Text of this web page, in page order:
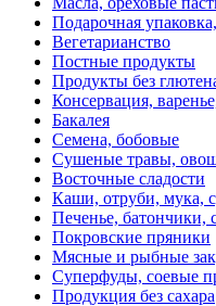
Подарочная
Вегетарианство
Постные продукты
Продукты без
Консервация,
Бакалея
Семена, бобовые
Сушеные травы,
Восточные сладости
Каши, отруби, мука,
Печенье, батончики,
Покровские пряники
Мясные и рыбные
Суперфуды, соевые
Продукция без сахара